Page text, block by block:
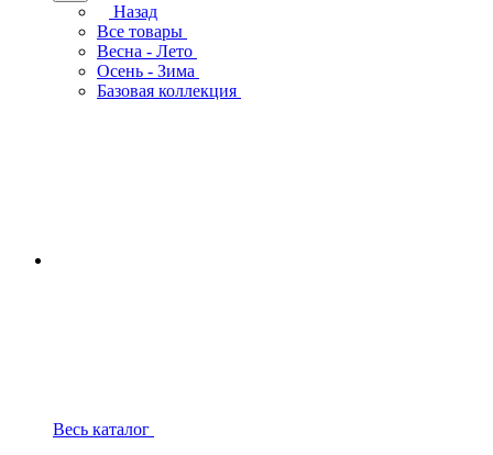
Назад
Все товары
Весна - Лето
Осень - Зима
Базовая коллекция
Весь каталог